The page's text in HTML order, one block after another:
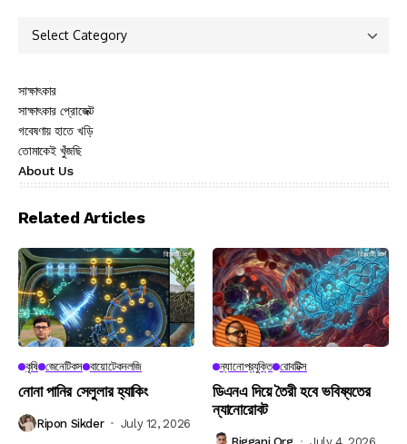
সাক্ষাৎকার
সাক্ষাৎকার প্রোজেক্ট
গবেষণায় হাতে খড়ি
তোমাকেই খুঁজছি
About Us
Related Articles
কৃষি জেনেটিকস বায়োটেকনলজি
নোনা পানির সেলুলার হ্যাকিং
Ripon Sikder July 12, 2026
ন্যানোপ্রযুক্তি রোবটিক্স
ডিএনএ দিয়ে তৈরী হবে ভবিষ্যতের
ন্যানোরোবট